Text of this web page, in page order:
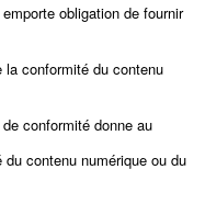
obligation de fournir
conformité du contenu
conformité donne au
contenu numérique ou du